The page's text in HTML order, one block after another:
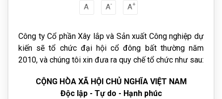
A A- A+
Công ty Cổ phần Xây lắp và Sản xuất Công nghiệp dự
kiến sẽ tổ chức đại hội cổ đông bất thường năm
2010, và chúng tôi xin đưa ra quy chế tổ chức như sau:
CỘNG HÒA XÃ HỘI CHỦ NGHĨA VIỆT NAM
Độc lập - Tự do - Hạnh phúc